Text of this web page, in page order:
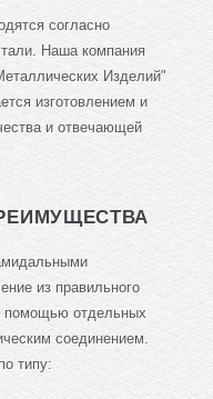
согласно
Наша компания
Изделий"
изготовлением и
и отвечающей
из правильного
помощью отдельных
соединением.
типу: